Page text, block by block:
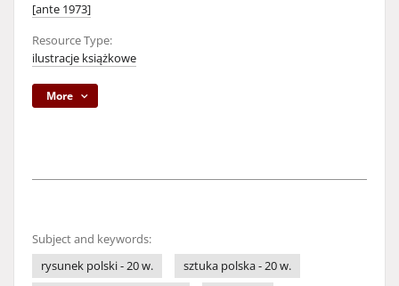
[ante 1973]
Resource Type:
ilustracje książkowe
More
Subject and keywords:
rysunek polski - 20 w.
sztuka polska - 20 w.